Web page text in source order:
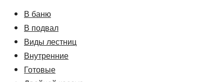
В баню
В подвал
Виды лестниц
Внутренние
Готовые